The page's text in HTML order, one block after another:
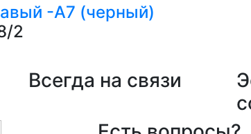
-А7 (черный)
2
Всегда на связи